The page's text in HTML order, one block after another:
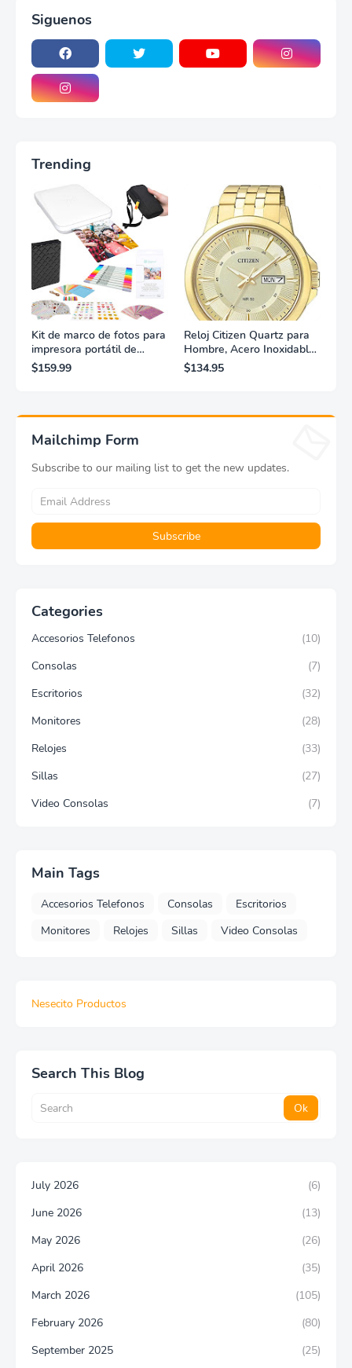
Siguenos
Trending
Kit de marco de fotos para
impresora portátil de
fotografías y vídeos
Lifeprint 3x4,5 (blanca)
$159.99
Reloj Citizen Quartz para
Hombre, Acero Inoxidable,
Clásico, Dorado
$134.95
Mailchimp Form
Subscribe to our mailing list to get the new updates.
Categories
Accesorios Telefonos
(10)
Consolas
(7)
Escritorios
(32)
Monitores
(28)
Relojes
(33)
Sillas
(27)
Video Consolas
(7)
Main Tags
Accesorios Telefonos Consolas
Escritorios
Monitores
Relojes Sillas Video Consolas
Nesecito Productos
Search This Blog
July 2026
(6)
June 2026
(13)
May 2026
(26)
April 2026
(35)
March 2026
(105)
February 2026
(80)
September 2025
(25)